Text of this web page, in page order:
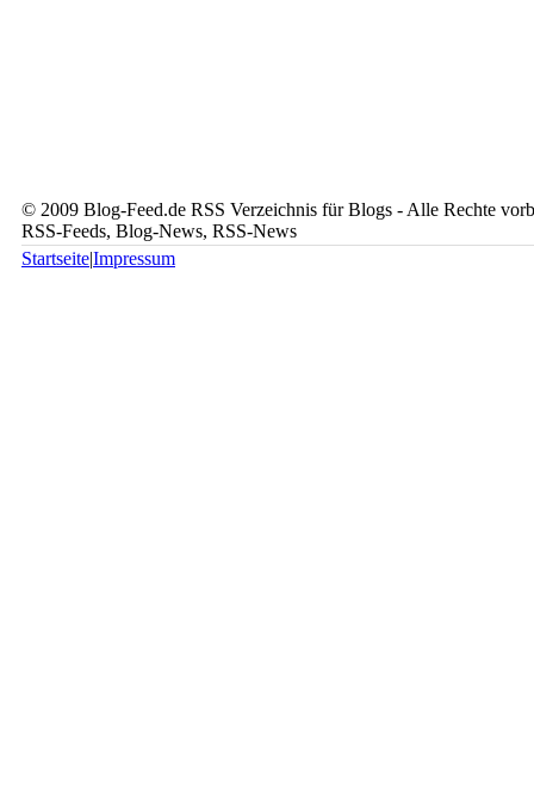
© 2009 Blog-Feed.de RSS Verzeichnis für Blogs - Alle Rechte
RSS-Feeds, Blog-News, RSS-News
Startseite|Impressum